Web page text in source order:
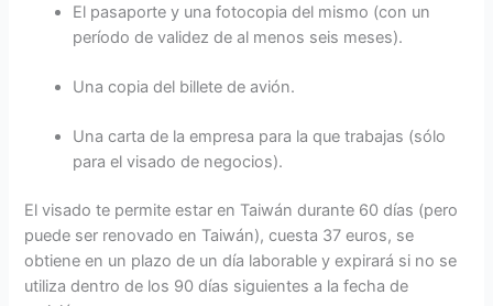
El pasaporte y una fotocopia del mismo (con un
período de validez de al menos seis meses).
Una copia del billete de avión.
Una carta de la empresa para la que trabajas (sólo
para el visado de negocios).
El visado te permite estar en Taiwán durante 60 días (pero
puede ser renovado en Taiwán), cuesta 37 euros, se
obtiene en un plazo de un día laborable y expirará si no se
utiliza dentro de los 90 días siguientes a la fecha de